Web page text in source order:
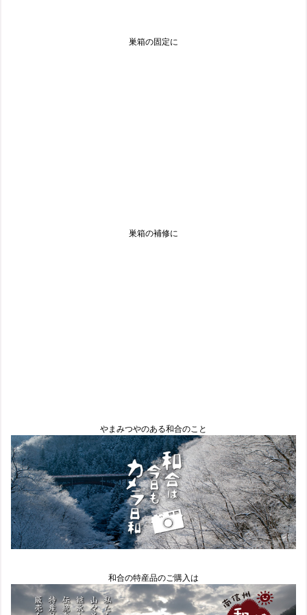
巣箱の固定に
巣箱の補修に
やまみつやのある和合のこと
和合の特産品のご購入は